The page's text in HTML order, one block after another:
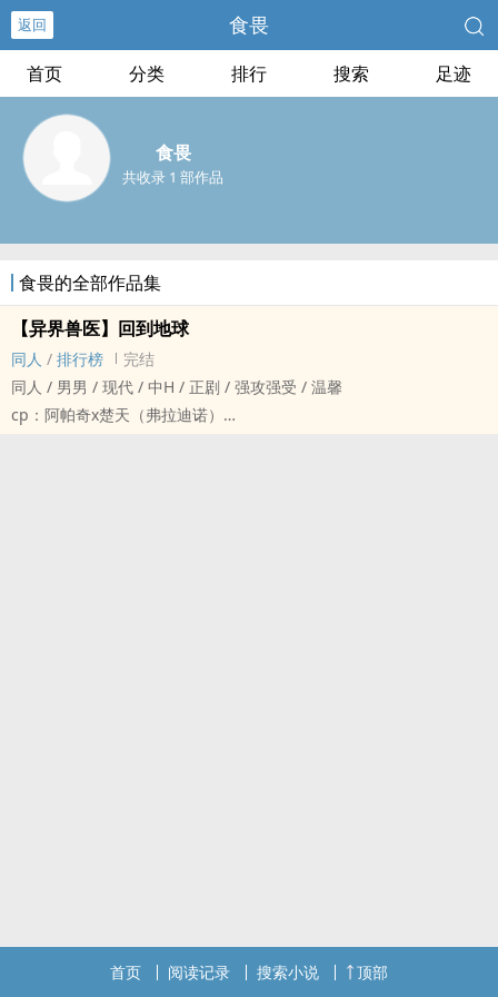
返回 食畏
首页 分类 排行 搜索 足迹
食畏
共收录 1 部作品
食畏的全部作品集
【异界兽医】回到地球
同人 / 排行榜
完结
同人 / 男男 / 现代 / 中H / 正剧 / 强攻强受 / 温馨
cp：阿帕奇x楚天（弗拉迪诺）
首页 阅读记录 搜索小说 顶部